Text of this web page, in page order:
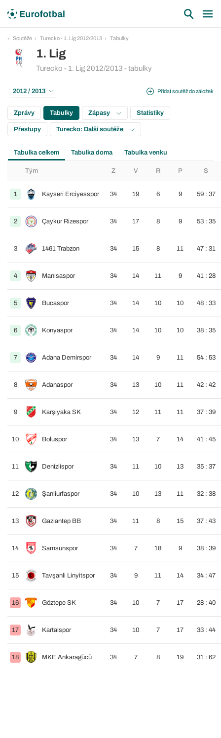
Soutěže Turecko - 1. Lig 2012/2013 Tabulky
1. Lig
Turecko - 1. Lig 2012/2013 - tabulky
Přidat soutěž do záložek
2012 / 2013
Zprávy Tabulky Zápasy Statistiky
Přestupy Turecko: Další soutěže
Tabulka celkem Tabulka doma Tabulka venku
Tým Z V R P S
1 Kayseri Erciyesspor 34 19 6 9 59 : 37
2 Çaykur Rizespor 34 17 8 9 53 : 35
3 1461 Trabzon 34 15 8 11 47 : 31
4 Manisaspor 34 14 11 9 41 : 28
5 Bucaspor 34 14 10 10 48 : 33
6 Konyaspor 34 14 10 10 38 : 35
7 Adana Demirspor 34 14 9 11 54 : 53
8 Adanaspor 34 13 10 11 42 : 42
9 Karşiyaka SK 34 12 11 11 37 : 39
10 Boluspor 34 13 7 14 41 : 45
11 Denizlispor 34 11 10 13 35 : 37
12 Şanliurfaspor 34 10 13 11 32 : 38
13 Gaziantep BB 34 11 8 15 37 : 43
14 Samsunspor 34 7 18 9 38 : 39
15 Tavşanli Linyitspor 34 9 11 14 34 : 47
16 Göztepe SK 34 10 7 17 28 : 40
17 Kartalspor 34 10 7 17 33 : 44
18 MKE Ankaragücü 34 7 8 19 31 : 62